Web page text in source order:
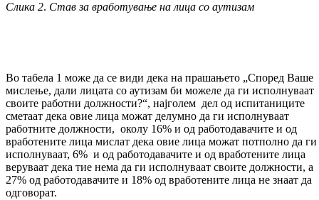
Слика 2. Став за вработување на лица со аутизам
Во табела 1 може да се види дека на прашањето „Според Ваше
мислење, дали лицата со аутизам би можеле да ги исполнуваат
своите работни должности?“, најголем дел од испитаниците
сметаат дека овие лица можат делумно да ги исполнуваат
работните должности, околу 16% и од работодавачите и од
вработените лица мислат дека овие лица можат потполно да ги
исполнуваат, 6% и од работодавачите и од вработените лица
веруваат дека тие нема да ги исполнуваат своите должности, а
27% од работодавачите и 18% од вработените лица не знаат да
одговорат.